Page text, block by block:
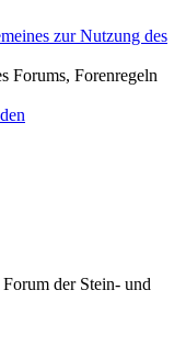
zur Nutzung des
Forums, Forenregeln
der Stein- und